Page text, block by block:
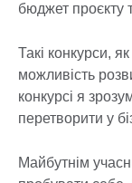
бюджет проєкту
Такі конкурси,
можливість
конкурсі я
перетворити у
Майбутнім